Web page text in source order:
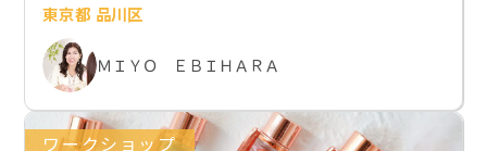
東京都 品川区
ＭＩＹＯ ＥＢＩＨＡＲＡ
ワークショップ